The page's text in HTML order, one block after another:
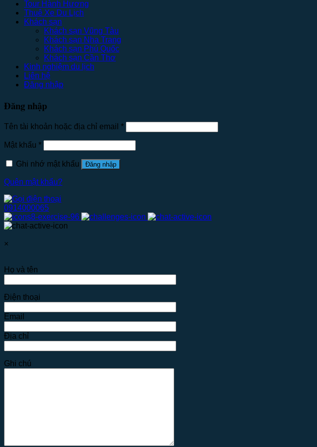
Tour Hành Hương
Thuê Xe Du Lịch
Khách sạn
Khách sạn Vũng Tàu
Khách sạn Nha Trang
Khách sạn Phú Quốc
Khách sạn Cần Thơ
Kinh nghiệm du lịch
Liên hệ
Đăng nhập
Đăng nhập
Tên tài khoản hoặc địa chỉ email *
Mật khẩu *
Ghi nhớ mật khẩu Đăng nhập
Quên mật khẩu?
0914000065
×
Họ và tên
Điện thoại
Email
Địa chỉ
Ghi chú